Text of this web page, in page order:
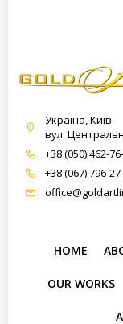
Україна, Київ
вул.
+38 (050) 462-
+38 (067) 796-
HOME
OUR WORKS